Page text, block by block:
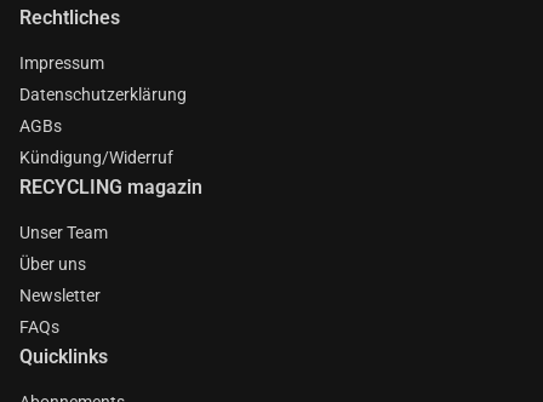
Rechtliches
Impressum
Datenschutzerklärung
AGBs
Kündigung/Widerruf
RECYCLING magazin
Unser Team
Über uns
Newsletter
FAQs
Quicklinks